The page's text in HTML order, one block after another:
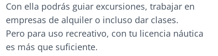
Con ella podrás guiar excursiones, trabajar en
empresas de alquiler o incluso dar clases.
Pero para uso recreativo, con tu licencia náutica
es más que suficiente.